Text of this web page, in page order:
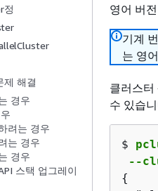
정
제 해결
경우
려는 경우
는 경우
경우
스택 업그레이
영어 버
기계
는 영
클러스터
수 있습
$
--
{